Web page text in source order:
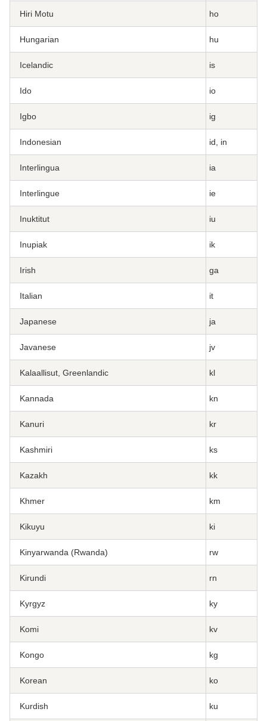
Hiri Motu ho
Hungarian hu
Icelandic is
Ido io
Igbo ig
Indonesian id, in
Interlingua ia
Interlingue ie
Inuktitut iu
Inupiak ik
Irish ga
Italian it
Japanese ja
Javanese jv
Kalaallisut, Greenlandic kl
Kannada kn
Kanuri kr
Kashmiri ks
Kazakh kk
Khmer km
Kikuyu ki
Kinyarwanda (Rwanda) rw
Kirundi rn
Kyrgyz ky
Komi kv
Kongo kg
Korean ko
Kurdish ku